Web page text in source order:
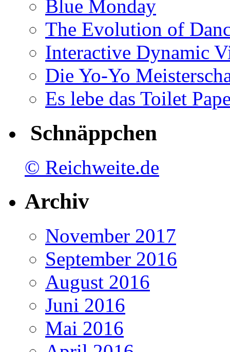
Blue Monday
The Evolution of
Interactive Dynamic
Die Yo-Yo
Es lebe das Toilet
Schnäppchen
© Reichweite.de
Archiv
November 2017
September 2016
August 2016
Juni 2016
Mai 2016